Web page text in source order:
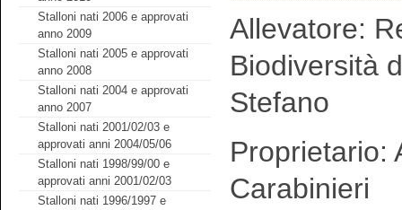
Stalloni nati 2006 e approvati
anno 2009
Stalloni nati 2005 e approvati
anno 2008
Stalloni nati 2004 e approvati
anno 2007
Stalloni nati 2001/02/03 e
approvati anni 2004/05/06
Stalloni nati 1998/99/00 e
approvati anni 2001/02/03
Stalloni nati 1996/1997 e
Allevatore:
Biodiversità
Stefano
Proprietario:
Carabinieri